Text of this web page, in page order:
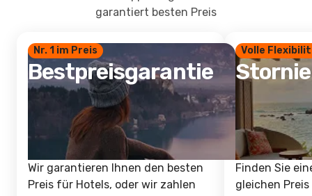
garantiert besten Preis
Nr. 1 im Preis
Bestpreisgarantie
Wir garantieren Ihnen den besten
Preis für Hotels, oder wir zahlen
Volle
Finden Sie
gleichen